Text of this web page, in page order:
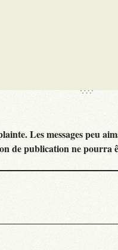
Les messages peu
de publication ne pourra